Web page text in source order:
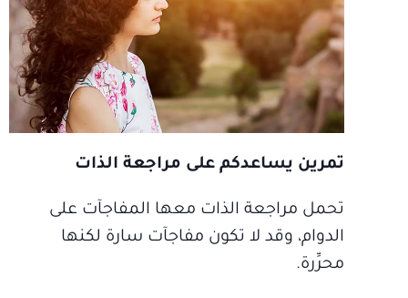
تمرين يساعدكم على مراجعة الذات
تحمل مراجعة الذات معها المفاجآت على
الدوام، وقد لا تكون مفاجآت سارة لكنها
محرِّرة.